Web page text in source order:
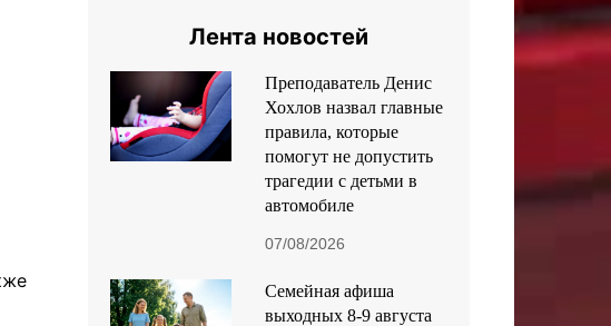
Лента новостей
Преподаватель Денис
Хохлов назвал главные
правила, которые
помогут не допустить
трагедии с детьми в
автомобиле
07/08/2026
Семейная афиша
выходных 8-9 августа